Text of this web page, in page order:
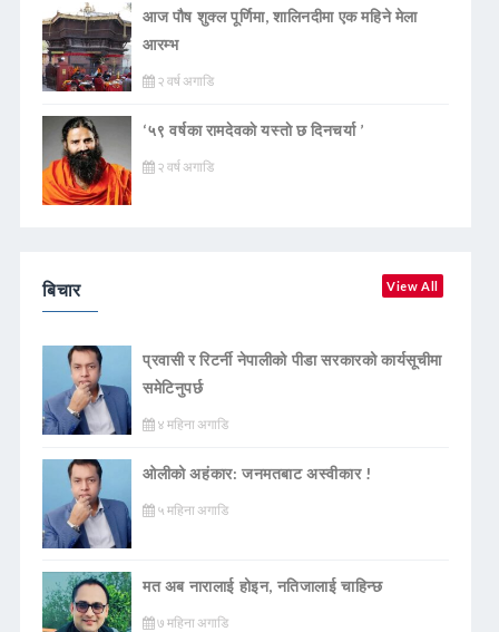
आज पौष शुक्ल पूर्णिमा, शालिनदीमा एक महिने मेला
आरम्भ
२ वर्ष अगाडि
‘५९ वर्षका रामदेवकाे यस्ताे छ दिनचर्या ’
२ वर्ष अगाडि
बिचार View All
प्रवासी र रिटर्नी नेपालीको पीडा सरकारको कार्यसूचीमा
समेटिनुपर्छ
४ महिना अगाडि
ओलीको अहंकार: जनमतबाट अस्वीकार !
५ महिना अगाडि
मत अब नारालाई होइन, नतिजालाई चाहिन्छ
७ महिना अगाडि